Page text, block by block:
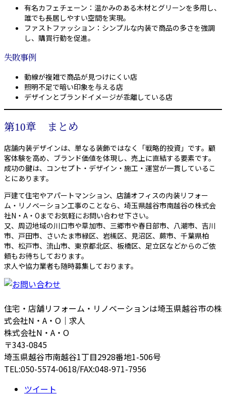
有名カフェチェーン：温かみのある木材とグリーンを多用し、
誰でも長居しやすい空間を実現。
ファストファッション：シンプルな内装で商品の多さを強調
し、購買行動を促進。
失敗事例
動線が複雑で商品が見つけにくい店
照明不足で暗い印象を与える店
デザインとブランドイメージが乖離している店
第10章 まとめ
店舗内装デザインは、単なる装飾ではなく「戦略的投資」です。顧
客体験を高め、ブランド価値を体現し、売上に直結する要素です。
成功の鍵は、コンセプト・デザイン・施工・運営が一貫しているこ
とにあります。
戸建て住宅やアパートマンション、店舗オフィスの内装リフォー
ム・リノベーション工事のことなら、埼玉県越谷市南越谷の株式会
社N・A・Oまでお気軽にお問い合わせ下さい。
又、周辺地域の川口市や草加市、三郷市や春日部市、八潮市、吉川
市、戸田市、さいたま市緑区、岩槻区、見沼区、蕨市、千葉県柏
市、松戸市、流山市、東京都北区、板橋区、足立区などからのご依
頼もお待ちしております。
求人や協力業者も随時募集しております。
住宅・店舗リフォーム・リノベーションは埼玉県越谷市の株
式会社N・A・O｜求人
株式会社N・A・O
〒343-0845
埼玉県越谷市南越谷1丁目2928番地1-506号
TEL:050-5574-0618/FAX:048-971-7956
ツイート